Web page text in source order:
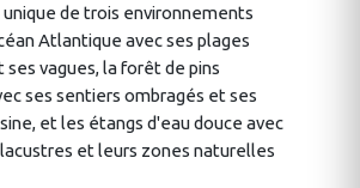
de trois environnements
Atlantique avec ses plages
vagues, la forêt de pins
ses sentiers ombragés et ses
et les étangs d'eau douce avec
et leurs zones naturelles